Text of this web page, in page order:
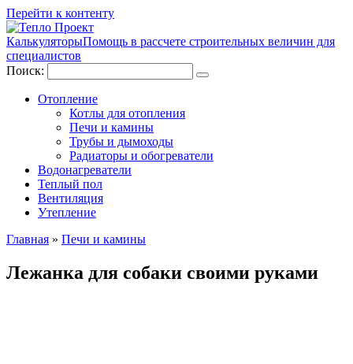
Перейти к контенту
КалькуляторыПомощь в рассчете строительных величин для
специалистов
Поиск:
Отопление
Котлы для отопления
Печи и камины
Трубы и дымоходы
Радиаторы и обогреватели
Водонагреватели
Теплый пол
Вентиляция
Утепление
Главная » Печи и камины
Лежанка для собаки своими руками